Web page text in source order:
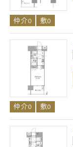
仲介0 敷0
仲介0 敷0